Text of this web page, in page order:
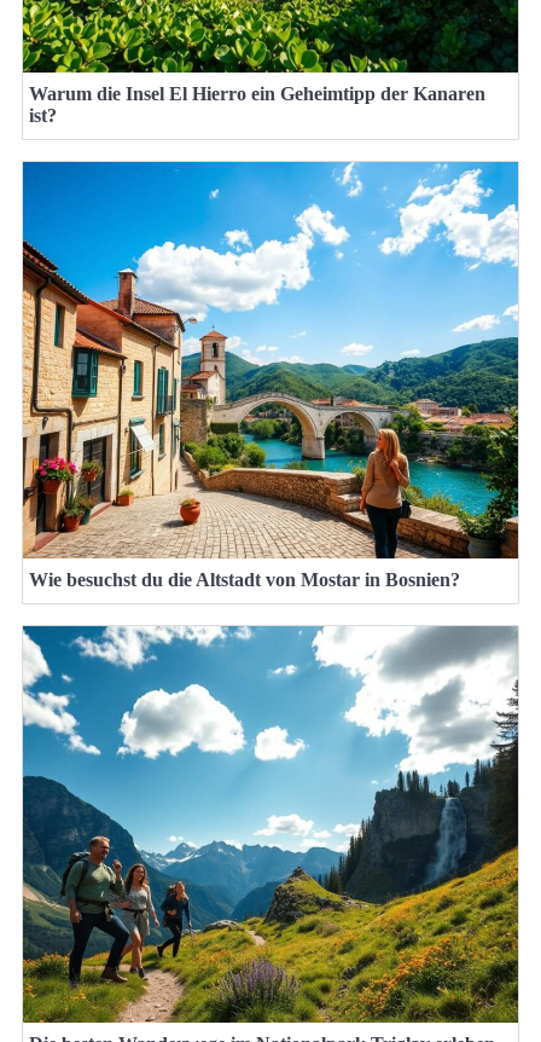
Warum die Insel El Hierro ein Geheimtipp der Kanaren
ist?
Wie besuchst du die Altstadt von Mostar in Bosnien?